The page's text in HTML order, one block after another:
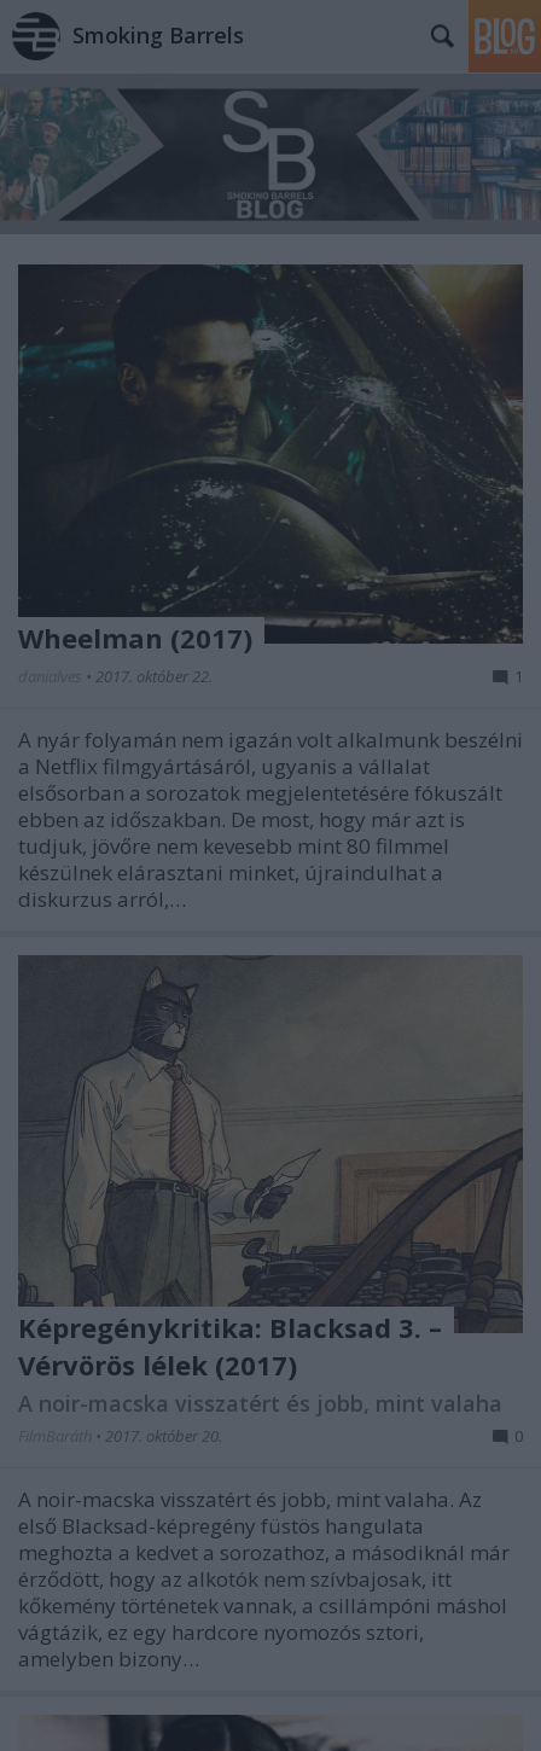
Smoking Barrels
Wheelman (2017)
• 2017. október 22. 1
A nyár folyamán nem igazán volt alkalmunk beszélni
a Netflix filmgyártásáról, ugyanis a vállalat
elsősorban a sorozatok megjelentetésére fókuszált
ebben az időszakban. De most, hogy már azt is
tudjuk, jövőre nem kevesebb mint 80 filmmel
készülnek elárasztani minket, újraindulhat a
diskurzus arról,…
Képregénykritika: Blacksad 3. –
Vérvörös lélek (2017)
A noir-macska visszatért és jobb, mint valaha
• 2017. október 20. 0
A noir-macska visszatért és jobb, mint valaha. Az
első Blacksad-képregény füstös hangulata
meghozta a kedvet a sorozathoz, a másodiknál már
érződött, hogy az alkotók nem szívbajosak, itt
kőkemény történetek vannak, a csillámpóni máshol
vágtázik, ez egy hardcore nyomozós sztori,
amelyben bizony…